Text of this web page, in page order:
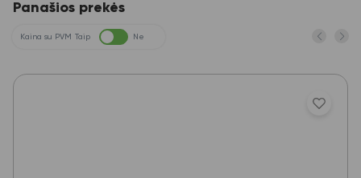
Panašios prekės
Kaina su PVM Taip Ne